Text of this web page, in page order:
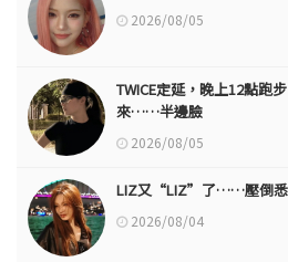
2026/08/05
TWICE定延，晚上12點跑
來……半邊臉
2026/08/05
LIZ又“LIZ”了……壓倒悉
2026/08/04